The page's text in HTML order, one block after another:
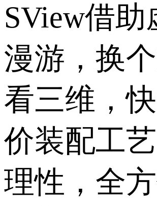
SView借助
漫游，换
看三维，
价装配工
理性，全